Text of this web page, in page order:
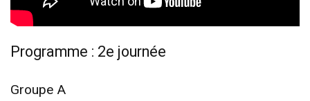
Programme : 2e journée
Groupe A